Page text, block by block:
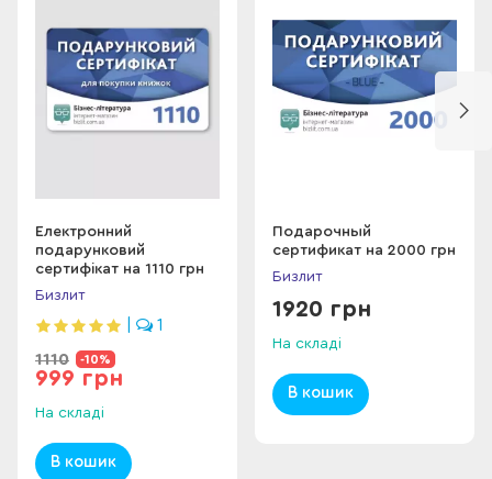
магазину BizLit.com.ua
Електронний
подарунковий
сертифікат на 1110 грн
Бизлит
1
1110 -10%
999 грн
На складі
В кошик
Подарочный
сертификат на 2000 грн
Бизлит
1920 грн
На складі
В кошик